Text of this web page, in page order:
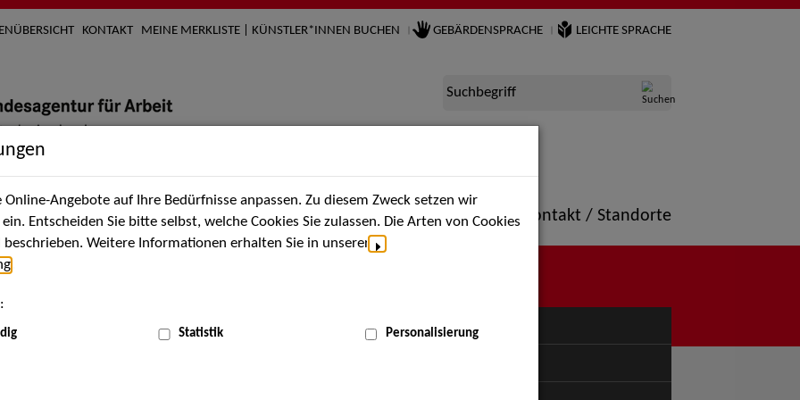
KONTAKT MEINE MERKLISTE | KÜNSTLER*INNEN BUCHEN GEBÄRDENSPRACHE LEICHTE SPRACHE
Suchbegriff
Künstler*innen Über uns Aktuelles Termine Portfolio Kontakt / Standorte
MENÜ
Angebote auf Ihre Bedürfnisse anpassen. Zu diesem Zweck setzen wir
Entscheiden Sie bitte selbst, welche Cookies Sie zulassen. Die Arten von Cookies
Weitere Informationen erhalten Sie in unserer
Statistik Personalisierung